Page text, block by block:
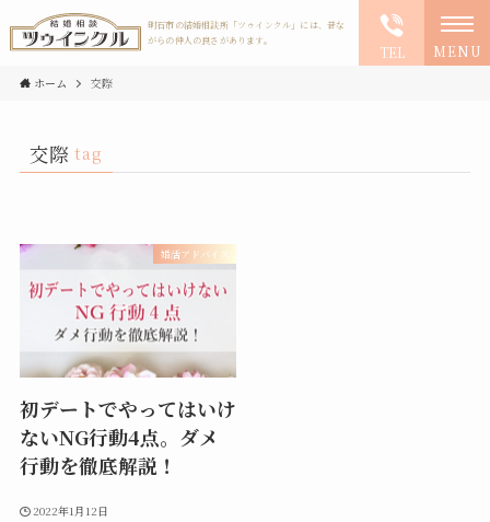
明石市の結婚相談所「ツゥインクル」には、昔な
がらの仲人の良さがあります。
TEL MENU
ホーム 交際
交際 tag
婚活アドバイス
初デートでやってはいけ
ないNG行動4点。ダメ
行動を徹底解説！
2022年1月12日